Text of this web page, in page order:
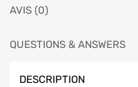
AVIS (0)
QUESTIONS & ANSWERS
DESCRIPTION